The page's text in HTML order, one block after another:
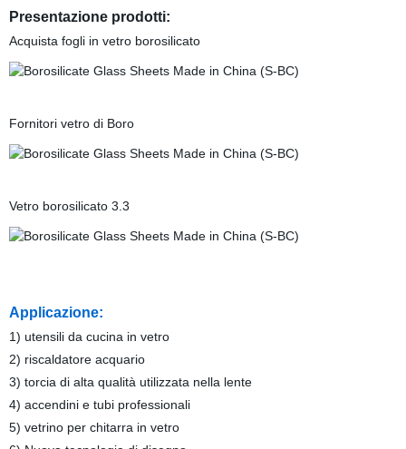
Presentazione prodotti:
Acquista fogli in vetro borosilicato
Fornitori vetro di Boro
Vetro borosilicato 3.3
Applicazione:
1) utensili da cucina in vetro
2) riscaldatore acquario
3) torcia di alta qualità utilizzata nella lente
4) accendini e tubi professionali
5) vetrino per chitarra in vetro